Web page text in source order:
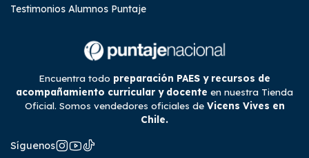
Testimonios Alumnos Puntaje
Encuentra todo preparación PAES y recursos de
acompañamiento curricular y docente en nuestra Tienda
Oficial. Somos vendedores oficiales de Vicens Vives en
Chile.
Síguenos